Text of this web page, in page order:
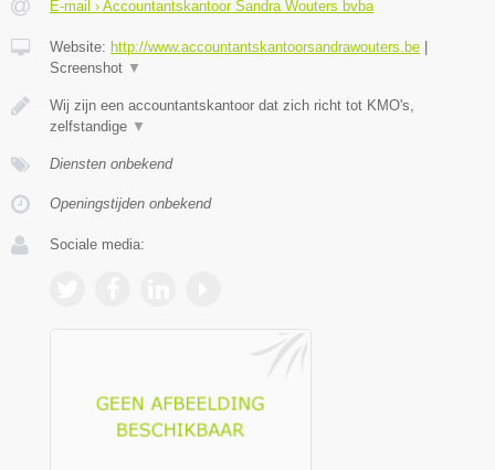
E-mail › Accountantskantoor Sandra Wouters bvba
Website: http://www.accountantskantoorsandrawouters.be
Screenshot ▼
Wij zijn een accountantskantoor dat zich richt tot KMO's,
zelfstandige ▼
Diensten onbekend
Openingstijden onbekend
Sociale media: